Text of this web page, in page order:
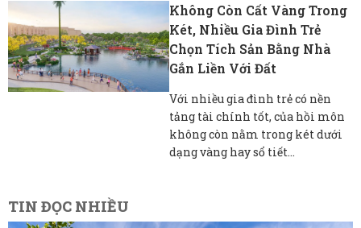
Không Còn Cất Vàng Trong
Két, Nhiều Gia Đình Trẻ
Chọn Tích Sản Bằng Nhà
Gắn Liền Với Đất
Với nhiều gia đình trẻ có nền
tảng tài chính tốt, của hồi môn
không còn nằm trong két dưới
dạng vàng hay sổ tiết...
TIN ĐỌC NHIỀU